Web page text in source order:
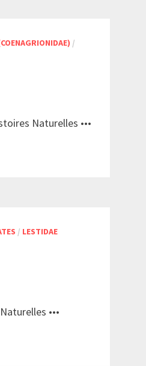
/
Naturelles •••
/ LESTIDAE
•••